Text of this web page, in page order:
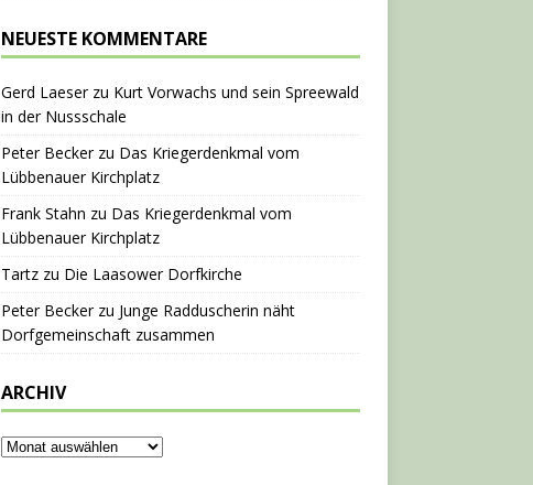
NEUESTE KOMMENTARE
Gerd Laeserzu Kurt Vorwachs und sein Spreewald
in der Nussschale
Peter Beckerzu Das Kriegerdenkmal vom
Lübbenauer Kirchplatz
Frank Stahn zu Das Kriegerdenkmal vom
Lübbenauer Kirchplatz
Tartzzu Die Laasower Dorfkirche
Peter Beckerzu Junge Radduscherin näht
Dorfgemeinschaft zusammen
ARCHIV